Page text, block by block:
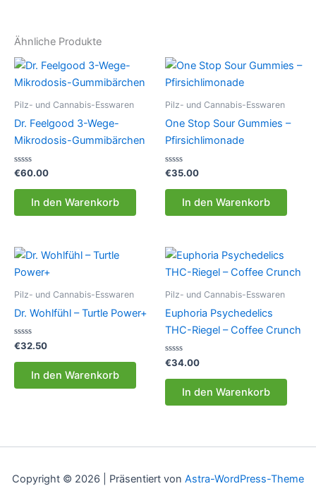
Ähnliche Produkte
Pilz- und Cannabis-Esswaren
Dr. Feelgood 3-Wege-
Mikrodosis-Gummibärchen
Bewertet
0
€60.00
In den Warenkorb
Pilz- und Cannabis-Esswaren
One Stop Sour Gummies –
Pfirsichlimonade
Bewertet
0
€35.00
In den Warenkorb
Pilz- und Cannabis-Esswaren
Dr. Wohlfühl – Turtle Power+
Bewertet
mit
0
€32.50
In den Warenkorb
Pilz- und Cannabis-Esswaren
Euphoria Psychedelics
THC-Riegel – Coffee Crunch
Bewertet
mit
0
€34.00
In den Warenkorb
Copyright © 2026 | Präsentiert von Astra-WordPress-Theme